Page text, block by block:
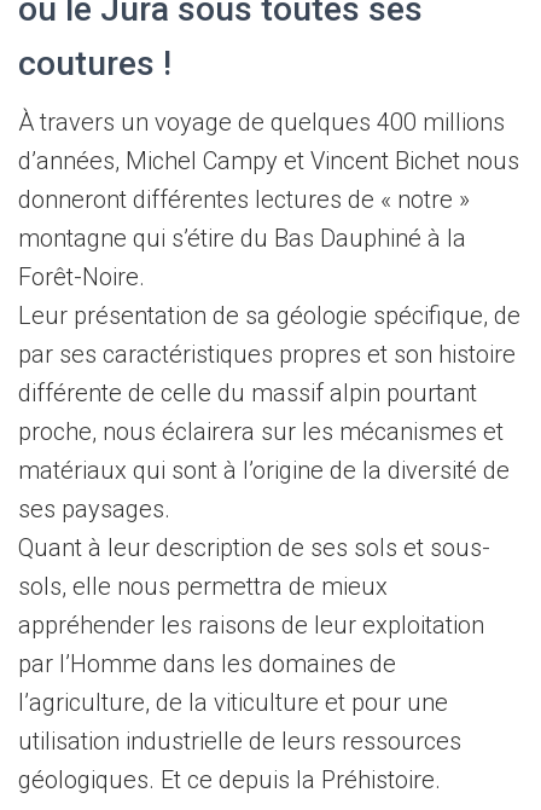
ou le Jura sous toutes ses
coutures !
À travers un voyage de quelques 400 millions
d’années, Michel Campy et Vincent Bichet nous
donneront différentes lectures de « notre »
montagne qui s’étire du Bas Dauphiné à la
Forêt-Noire.
Leur présentation de sa géologie spécifique, de
par ses caractéristiques propres et son histoire
différente de celle du massif alpin pourtant
proche, nous éclairera sur les mécanismes et
matériaux qui sont à l’origine de la diversité de
ses paysages.
Quant à leur description de ses sols et sous-
sols, elle nous permettra de mieux
appréhender les raisons de leur exploitation
par l’Homme dans les domaines de
l’agriculture, de la viticulture et pour une
utilisation industrielle de leurs ressources
géologiques. Et ce depuis la Préhistoire.